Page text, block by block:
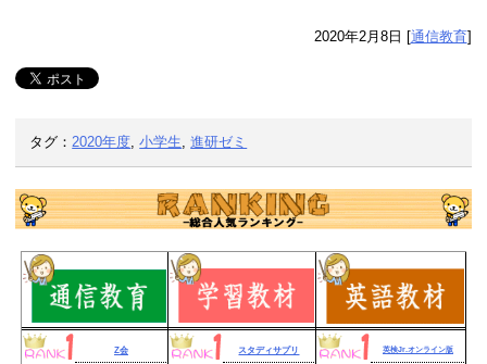
2020年2月8日 [通信教育]
タグ：2020年度,小学生,進研ゼミ
Z会 スタディサプリ 英検Jr.オンライン版